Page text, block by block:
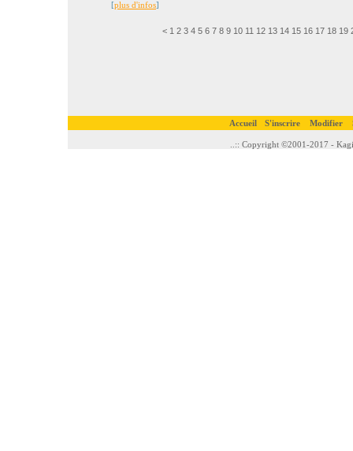
[plus d'infos]
< 1 2 3 4 5 6 7 8 9 10 11 12 13 14 15 16 17 18 19
Accueil S'inscrire Modifier
..:: Copyright ©2001-2017 -